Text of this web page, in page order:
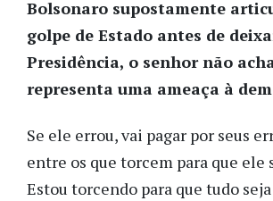
Bolsonaro supostamente
golpe de Estado antes de
Presidência, o senhor não
representa uma ameaça à
Se ele errou, vai pagar por seus
entre os que torcem para que ele
Estou torcendo para que tudo